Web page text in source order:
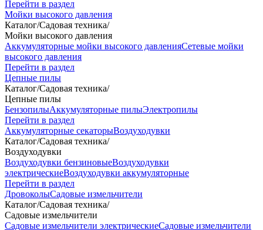
Перейти в раздел
Мойки высокого давления
Каталог/Садовая техника/
Мойки высокого давления
Аккумуляторные мойки высокого давленияСетевые мойки
высокого давления
Перейти в раздел
Цепные пилы
Каталог/Садовая техника/
Цепные пилы
БензопилыАккумуляторные пилыЭлектропилы
Перейти в раздел
Аккумуляторные секаторыВоздуходувки
Каталог/Садовая техника/
Воздуходувки
Воздуходувки бензиновыеВоздуходувки
электрическиеВоздуходувки аккумуляторные
Перейти в раздел
ДровоколыСадовые измельчители
Каталог/Садовая техника/
Садовые измельчители
Садовые измельчители электрическиеСадовые измельчители